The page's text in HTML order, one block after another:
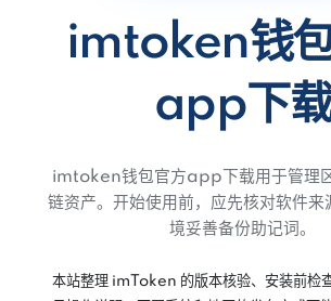
imtoken钱
app下载
imtoken钱包官方app下载用于管理
链资产。开始使用前，应先核对软件来
境妥善备份助记词。
本站整理 imToken 的版本核验、安装前检